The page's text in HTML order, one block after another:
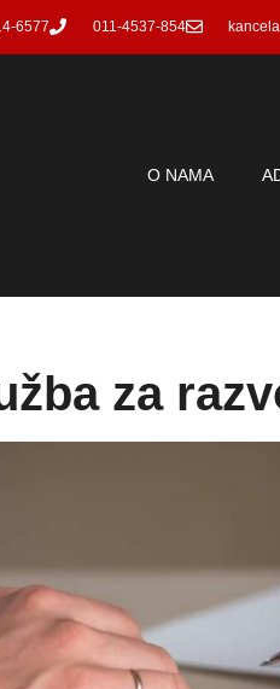
6577 011-4537-854
O NAMA
za